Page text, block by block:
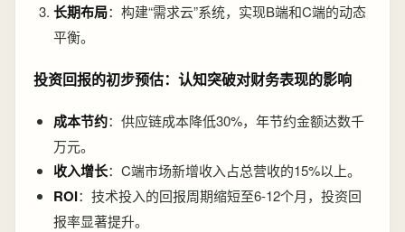
长期布局：构建“需求云”系统，实现B端和C端的动态
平衡。
投资回报的初步预估：认知突破对财务表现的影响
成本节约：供应链成本降低30%，年节约金额达数千
万元。
收入增长：C端市场新增收入占总营收的15%以上。
ROI：技术投入的回报周期缩短至6-12个月，投资回
报率显著提升。